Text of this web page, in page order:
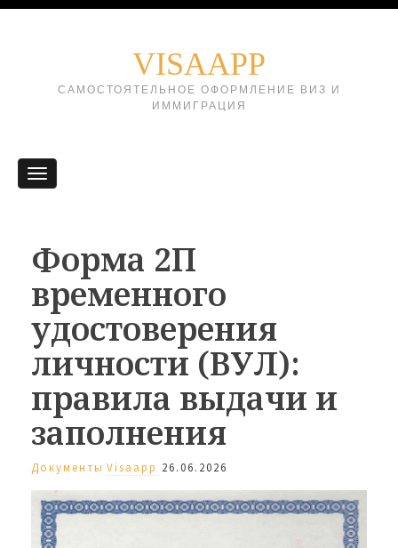
VISAAPP
САМОСТОЯТЕЛЬНОЕ ОФОРМЛЕНИЕ ВИЗ И
ИММИГРАЦИЯ
Форма 2П
временного
удостоверения
личности (ВУЛ):
правила выдачи и
заполнения
Документы Visaapp 26.06.2026